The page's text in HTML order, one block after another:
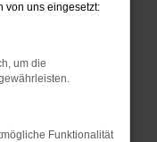
helfen können:
deine
Beispiel
von uns eingesetzt:
um die
Funktionalität